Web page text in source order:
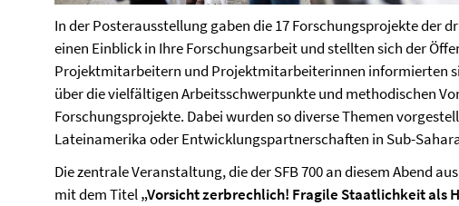
In der Posterausstellung gaben die 17 Forschungsprojekte der
einen Einblick in Ihre Forschungsarbeit und stellten sich der
Projektmitarbeitern und Projektmitarbeiterinnen informierten
über die vielfältigen Arbeitsschwerpunkte und methodischen
Forschungsprojekte. Dabei wurden so diverse Themen
Lateinamerika oder Entwicklungspartnerschaften in Sub-
Die zentrale Veranstaltung, die der SFB 700 an diesem Abend
mit dem Titel„Vorsicht zerbrechlich! Fragile Staatlichkeit als